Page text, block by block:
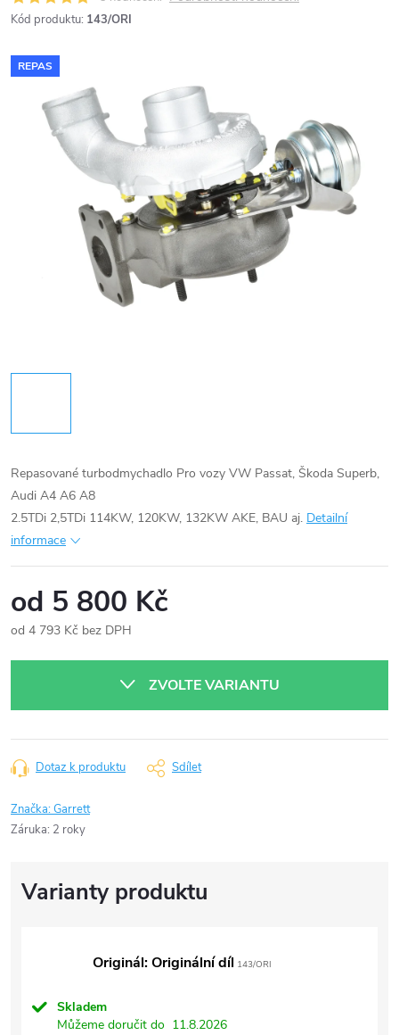
Kód produktu: 143/ORI
REPAS
Repasované turbodmychadlo Pro vozy VW Passat, Škoda Superb,
Audi A4 A6 A8
2.5TDi 2,5TDi 114KW, 120KW, 132KW AKE, BAU aj. Detailní
informace
od 5 800 Kč
od 4 793 Kč bez DPH
ZVOLTE VARIANTU
Dotaz k produktu Sdílet
Značka:Garrett
Záruka: 2 roky
Originál: Originální díl 143/ORI
Skladem
Můžeme doručit do 11.8.2026